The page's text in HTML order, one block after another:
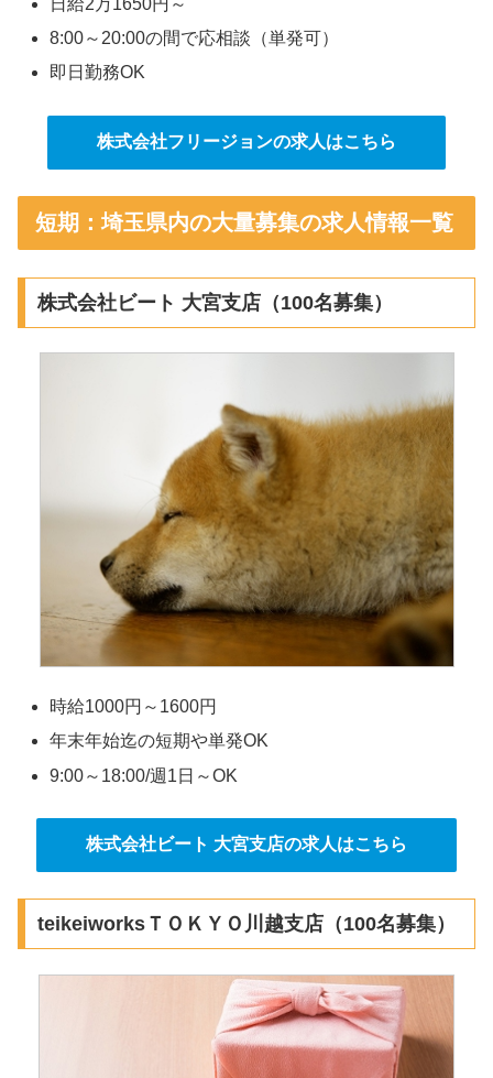
8:00～20:00の間で応相談（単発可）
即日勤務OK
株式会社フリージョンの求人はこちら
短期：埼玉県内の大量募集の求人情報一覧
株式会社ビート 大宮支店（100名募集）
時給1000円～1600円
年末年始迄の短期や単発OK
9:00～18:00/週1日～OK
株式会社ビート 大宮支店の求人はこちら
teikeiworksＴＯＫＹＯ川越支店（100名募集）